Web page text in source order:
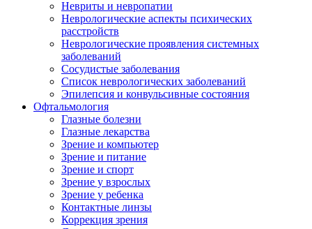
Невриты и невропатии
Неврологические аспекты психических
расстройств
Неврологические проявления системных
заболеваний
Сосудистые заболевания
Список неврологических заболеваний
Эпилепсия и конвульсивные состояния
Офтальмология
Глазные болезни
Глазные лекарства
Зрение и компьютер
Зрение и питание
Зрение и спорт
Зрение у взрослых
Зрение у ребенка
Контактные линзы
Коррекция зрения